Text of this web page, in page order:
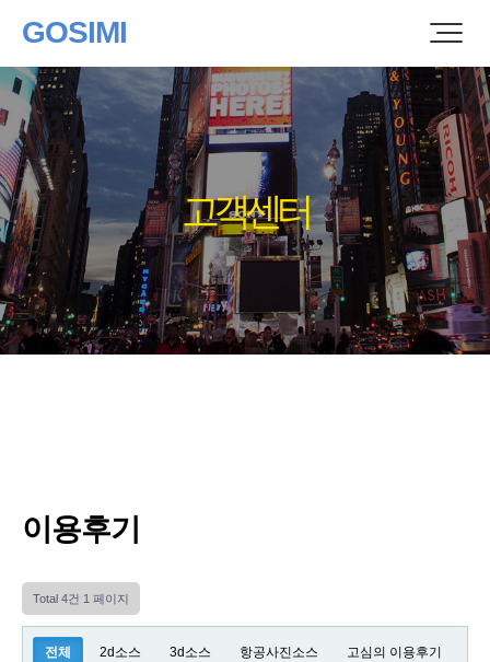
GOSIMI
고객센터
이용후기
Total 4건 1 페이지
전체 2d소스 3d소스 항공사진소스 고심의 이용후기